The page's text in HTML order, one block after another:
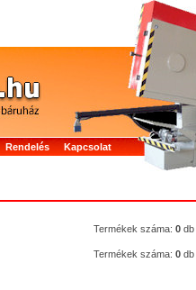
Rendelés
Kapcsolat
Termékek száma: 0 db
Termékek száma: 0 db